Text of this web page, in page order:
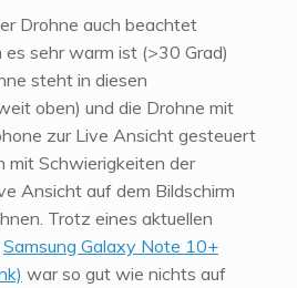
Drohne auch beachtet
sehr warm ist (>30 Grad)
steht in diesen
oben) und die Drohne mit
zur Live Ansicht gesteuert
mit Schwierigkeiten der
Ansicht auf dem Bildschirm
Trotz eines aktuellen
Samsung Galaxy Note 10+
war so gut wie nichts auf